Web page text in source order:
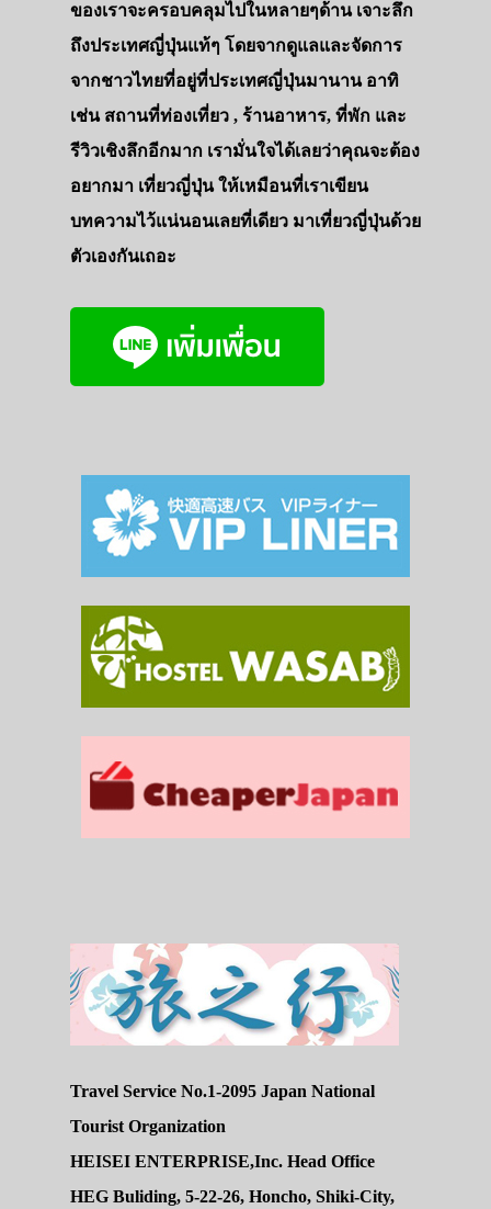
ของเราจะครอบคลุมไปในหลายๆด้าน เจาะลึก
ถึงประเทศญี่ปุ่นแท้ๆ โดยจากดูแลและจัดการ
จากชาวไทยที่อยู่ที่ประเทศญี่ปุ่นมานาน อาทิ
เช่น สถานที่ท่องเที่ยว , ร้านอาหาร, ที่พัก และ
รีวิวเชิงลึกอีกมาก เรามั่นใจได้เลยว่าคุณจะต้อง
อยากมา เที่ยวญี่ปุ่น ให้เหมือนที่เราเขียน
บทความไว้แน่นอนเลยที่เดียว มาเที่ยวญี่ปุ่นด้วย
ตัวเองกันเถอะ
Travel Service No.1-2095 Japan National
Tourist Organization
HEISEI ENTERPRISE,Inc. Head Office
HEG Buliding, 5-22-26, Honcho, Shiki-City,